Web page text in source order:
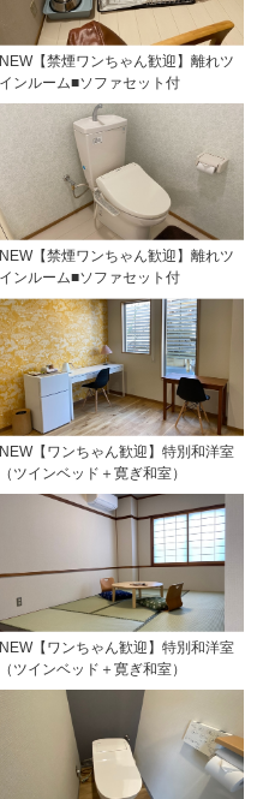
NEW【禁煙ワンちゃん歓迎】離れツ
インルーム■ソファセット付
NEW【禁煙ワンちゃん歓迎】離れツ
インルーム■ソファセット付
NEW【ワンちゃん歓迎】特別和洋室
（ツインベッド＋寛ぎ和室）
NEW【ワンちゃん歓迎】特別和洋室
（ツインベッド＋寛ぎ和室）